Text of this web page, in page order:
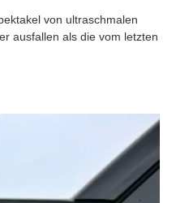
von ultraschmalen
ausfallen als die vom letzten